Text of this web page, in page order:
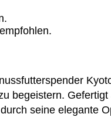
begeistern.
seine elegante